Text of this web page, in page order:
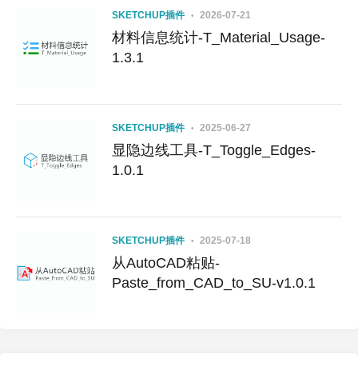
SKETCHUP插件 2026-07-21
材料信息统计-T_Material_Usage-
1.3.1
SKETCHUP插件 2025-06-27
显隐边线工具-T_Toggle_Edges-
1.0.1
SKETCHUP插件 2025-07-18
从AutoCAD粘贴-
Paste_from_CAD_to_SU-v1.0.1